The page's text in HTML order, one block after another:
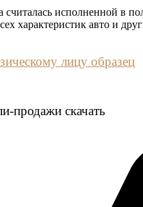
считалась исполненной в
характеристик авто и
лицу образец
продажи скачать